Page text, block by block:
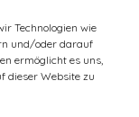
Technologien wie
und/oder darauf
ermöglicht es uns,
dieser Website zu